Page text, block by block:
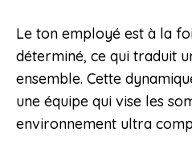
Le ton employé est à la
déterminé, ce qui traduit
ensemble. Cette
une équipe qui vise les
environnement ultra